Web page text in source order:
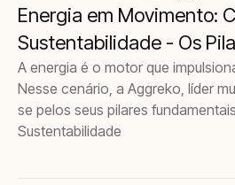
Energia em Movimento:
Sustentabilidade - Os
A energia é o motor que
Nesse cenário, a Aggreko, líder
se pelos seus pilares
Sustentabilidade